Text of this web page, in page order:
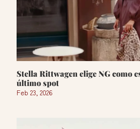
Stella Rittwagen elige NG como
último spot
Feb 23, 2026